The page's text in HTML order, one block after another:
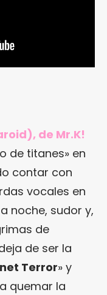
de Mr.K!
de titanes» en
contar con
vocales en
noche, sudor y,
de
de ser la
Terror» y
quemar la